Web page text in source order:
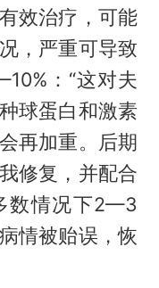
效治疗，可能
，严重可导致
：“这对夫
球蛋白和激素
再加重。后期
修复，并配合
数情况下2—3
情被贻误，恢